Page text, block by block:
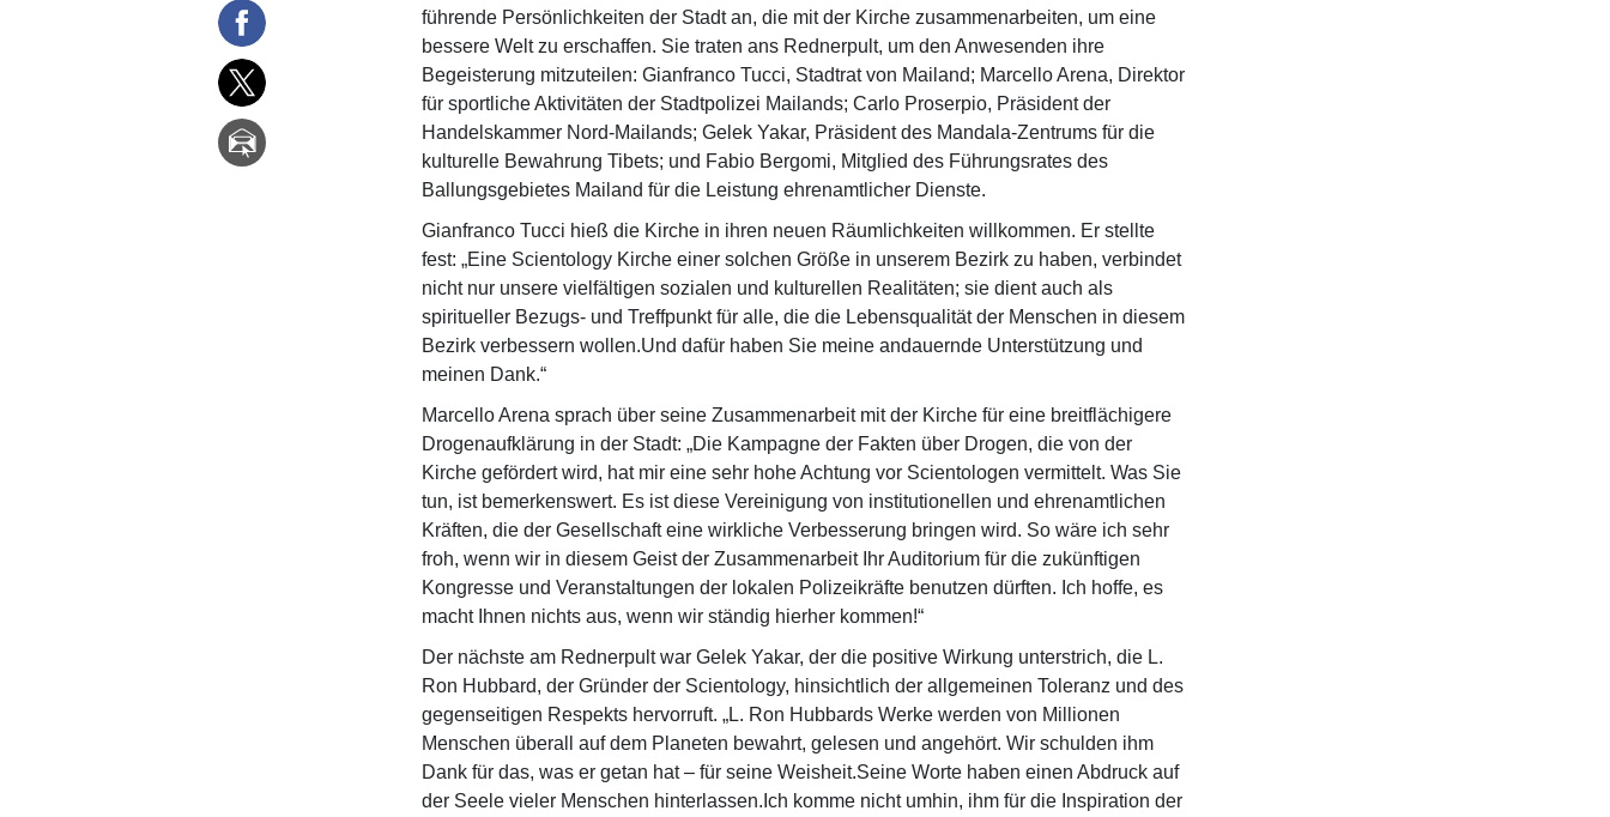
führende Persönlichkeiten der Stadt an, die mit der Kirche zusammenarbeiten, um eine
bessere Welt zu erschaffen. Sie traten ans Rednerpult, um den Anwesenden ihre
Begeisterung mitzuteilen: Gianfranco Tucci, Stadtrat von Mailand; Marcello Arena, Direktor
für sportliche Aktivitäten der Stadtpolizei Mailands; Carlo Proserpio, Präsident der
Handelskammer Nord-Mailands; Gelek Yakar, Präsident des Mandala-Zentrums für die
kulturelle Bewahrung Tibets; und Fabio Bergomi, Mitglied des Führungsrates des
Ballungsgebietes Mailand für die Leistung ehrenamtlicher Dienste.
Gianfranco Tucci hieß die Kirche in ihren neuen Räumlichkeiten willkommen. Er stellte
fest: „Eine Scientology Kirche einer solchen Größe in unserem Bezirk zu haben, verbindet
nicht nur unsere vielfältigen sozialen und kulturellen Realitäten; sie dient auch als
spiritueller Bezugs- und Treffpunkt für alle, die die Lebensqualität der Menschen in diesem
Bezirk verbessern wollen.Und dafür haben Sie meine andauernde Unterstützung und
meinen Dank.“
Marcello Arena sprach über seine Zusammenarbeit mit der Kirche für eine breitflächigere
Drogenaufklärung in der Stadt: „Die Kampagne der Fakten über Drogen, die von der
Kirche gefördert wird, hat mir eine sehr hohe Achtung vor Scientologen vermittelt. Was Sie
tun, ist bemerkenswert. Es ist diese Vereinigung von institutionellen und ehrenamtlichen
Kräften, die der Gesellschaft eine wirkliche Verbesserung bringen wird. So wäre ich sehr
froh, wenn wir in diesem Geist der Zusammenarbeit Ihr Auditorium für die zukünftigen
Kongresse und Veranstaltungen der lokalen Polizeikräfte benutzen dürften. Ich hoffe, es
macht Ihnen nichts aus, wenn wir ständig hierher kommen!“
Der nächste am Rednerpult war Gelek Yakar, der die positive Wirkung unterstrich, die L.
Ron Hubbard, der Gründer der Scientology, hinsichtlich der allgemeinen Toleranz und des
gegenseitigen Respekts hervorruft. „L. Ron Hubbards Werke werden von Millionen
Menschen überall auf dem Planeten bewahrt, gelesen und angehört. Wir schulden ihm
Dank für das, was er getan hat – für seine Weisheit.Seine Worte haben einen Abdruck auf
der Seele vieler Menschen hinterlassen.Ich komme nicht umhin, ihm für die Inspiration der